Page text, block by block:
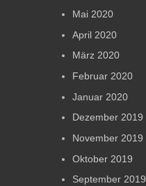
Mai 2020
April 2020
März 2020
Februar 2020
Januar 2020
Dezember 2019
November 2019
Oktober 2019
September 2019